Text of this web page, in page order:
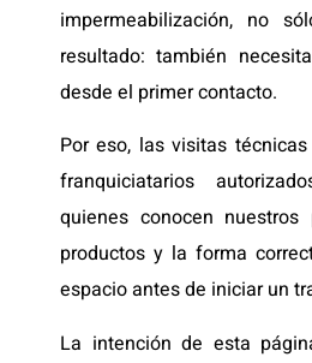
impermeabilización, no
resultado: también
desde el primer contacto.
Por eso, las visitas
franquiciatarios
quienes conocen nuestros
productos y la forma
espacio antes de iniciar un
La intención de esta